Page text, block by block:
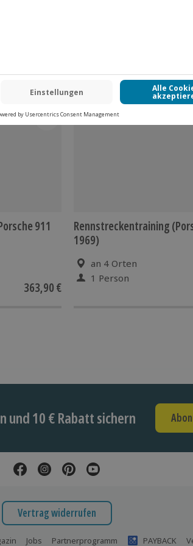
911
363,90 €
Rennstreckentraining
1969)
an 4 Orten
1 Person
10 € Rabatt sichern
Vertrag widerrufen
Jobs Partnerprogramm PAYBACK